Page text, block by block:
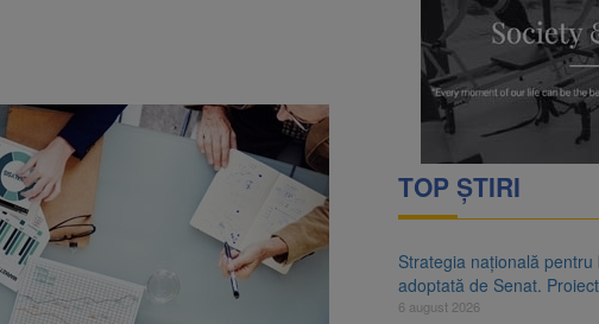
dosarul lui Călin Georgescu și Horațiu Potra. Judecătorii decid dacă începe
biodiversitate 2026-2030, adoptată de Senat. Proiectul merge la promulgare
TOP ȘTIRI
Strategia națională
adoptată de Senat.
6 august 2026